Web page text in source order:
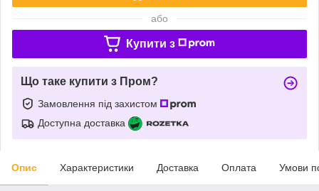
або
Купити з
Що таке купити з Пром?
Замовлення під захистом
Доступна доставка
Опис Характеристики Доставка Оплата Умови